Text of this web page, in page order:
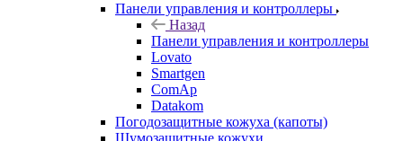
Панели управления и контроллеры
Назад
Панели управления и контроллеры
Lovato
Smartgen
ComAp
Datakom
Погодозащитные кожуха (капоты)
Шумозащитные кожухи